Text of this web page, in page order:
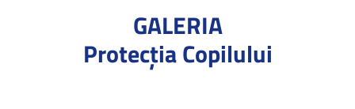
GALERIA
Protecţia Copilului